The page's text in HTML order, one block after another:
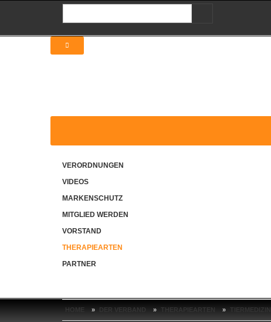
VERORDNUNGEN
VIDEOS
MARKENSCHUTZ
MITGLIED WERDEN
VORSTAND
THERAPIEARTEN
PARTNER
HOME » DER VERBAND » THERAPIEARTEN » TIERMEDIZIN